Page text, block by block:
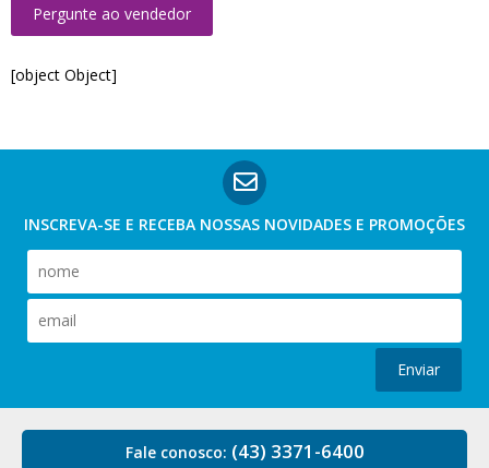
Pergunte ao vendedor
[object Object]
INSCREVA-SE E RECEBA NOSSAS NOVIDADES E PROMOÇÕES
Enviar
Fale conosco: (43) 3371-6400